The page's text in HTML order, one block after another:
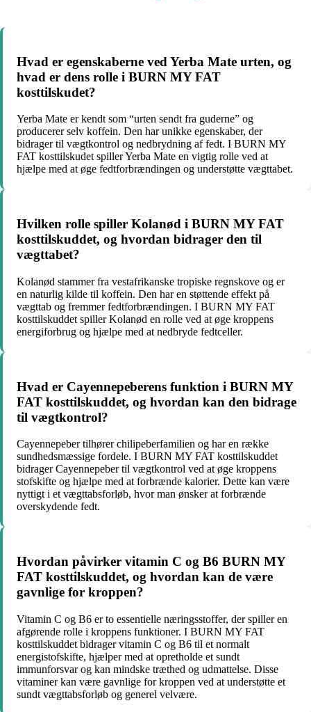
Hvad er egenskaberne ved Yerba Mate urten, og
hvad er dens rolle i BURN MY FAT
kosttilskudet?
Yerba Mate er kendt som “urten sendt fra guderne” og
producerer selv koffein. Den har unikke egenskaber, der
bidrager til vægtkontrol og nedbrydning af fedt. I BURN MY
FAT kosttilskudet spiller Yerba Mate en vigtig rolle ved at
hjælpe med at øge fedtforbrændingen og understøtte vægttabet.
Hvilken rolle spiller Kolanød i BURN MY FAT
kosttilskuddet, og hvordan bidrager den til
vægttabet?
Kolanød stammer fra vestafrikanske tropiske regnskove og er
en naturlig kilde til koffein. Den har en støttende effekt på
vægttab og fremmer fedtforbrændingen. I BURN MY FAT
kosttilskuddet spiller Kolanød en rolle ved at øge kroppens
energiforbrug og hjælpe med at nedbryde fedtceller.
Hvad er Cayennepeberens funktion i BURN MY
FAT kosttilskuddet, og hvordan kan den bidrage
til vægtkontrol?
Cayennepeber tilhører chilipeberfamilien og har en række
sundhedsmæssige fordele. I BURN MY FAT kosttilskuddet
bidrager Cayennepeber til vægtkontrol ved at øge kroppens
stofskifte og hjælpe med at forbrænde kalorier. Dette kan være
nyttigt i et vægttabsforløb, hvor man ønsker at forbrænde
overskydende fedt.
Hvordan påvirker vitamin C og B6 BURN MY
FAT kosttilskuddet, og hvordan kan de være
gavnlige for kroppen?
Vitamin C og B6 er to essentielle næringsstoffer, der spiller en
afgørende rolle i kroppens funktioner. I BURN MY FAT
kosttilskuddet bidrager vitamin C og B6 til et normalt
energistofskifte, hjælper med at opretholde et sundt
immunforsvar og kan mindske træthed og udmattelse. Disse
vitaminer kan være gavnlige for kroppen ved at understøtte et
sundt vægttabsforløb og generel velvære.